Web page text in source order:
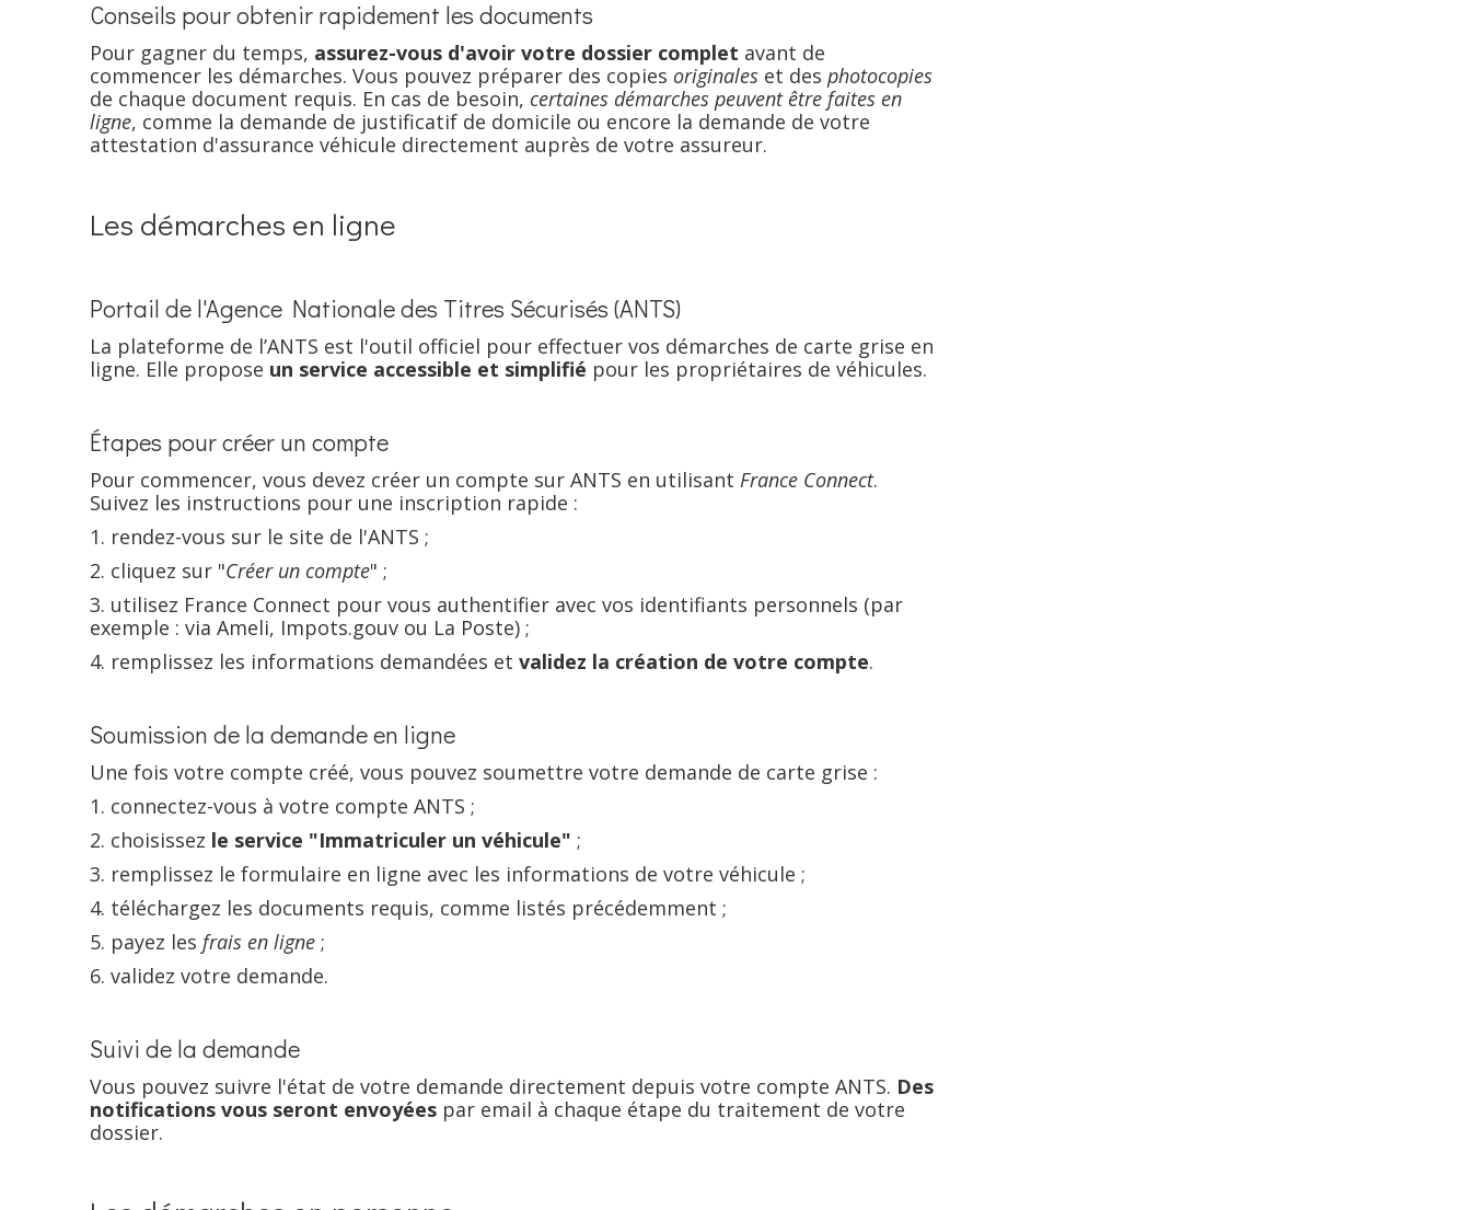
Conseils pour obtenir rapidement les documents
Pour gagner du temps, assurez-vous d'avoir votre dossier complet avant de
commencer les démarches. Vous pouvez préparer des copies originales et des photocopies
de chaque document requis. En cas de besoin, certaines démarches peuvent être faites en
ligne, comme la demande de justificatif de domicile ou encore la demande de votre
attestation d'assurance véhicule directement auprès de votre assureur.
Les démarches en ligne
Portail de l'Agence Nationale des Titres Sécurisés (ANTS)
La plateforme de l’ANTS est l'outil officiel pour effectuer vos démarches de carte grise en
ligne. Elle propose un service accessible et simplifié pour les propriétaires de véhicules.
Étapes pour créer un compte
Pour commencer, vous devez créer un compte sur ANTS en utilisant France Connect.
Suivez les instructions pour une inscription rapide :
rendez-vous sur le site de l'ANTS ;
cliquez sur "Créer un compte" ;
utilisez France Connect pour vous authentifier avec vos identifiants personnels (par
exemple : via Ameli, Impots.gouv ou La Poste) ;
remplissez les informations demandées et validez la création de votre compte.
Soumission de la demande en ligne
Une fois votre compte créé, vous pouvez soumettre votre demande de carte grise :
connectez-vous à votre compte ANTS ;
choisissez le service "Immatriculer un véhicule" ;
remplissez le formulaire en ligne avec les informations de votre véhicule ;
téléchargez les documents requis, comme listés précédemment ;
payez les frais en ligne ;
validez votre demande.
Suivi de la demande
Vous pouvez suivre l'état de votre demande directement depuis votre compte ANTS. Des
notifications vous seront envoyées par email à chaque étape du traitement de votre
dossier.